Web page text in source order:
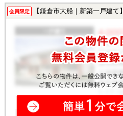
会員限定 【鎌倉市大船｜新築一戸建て】